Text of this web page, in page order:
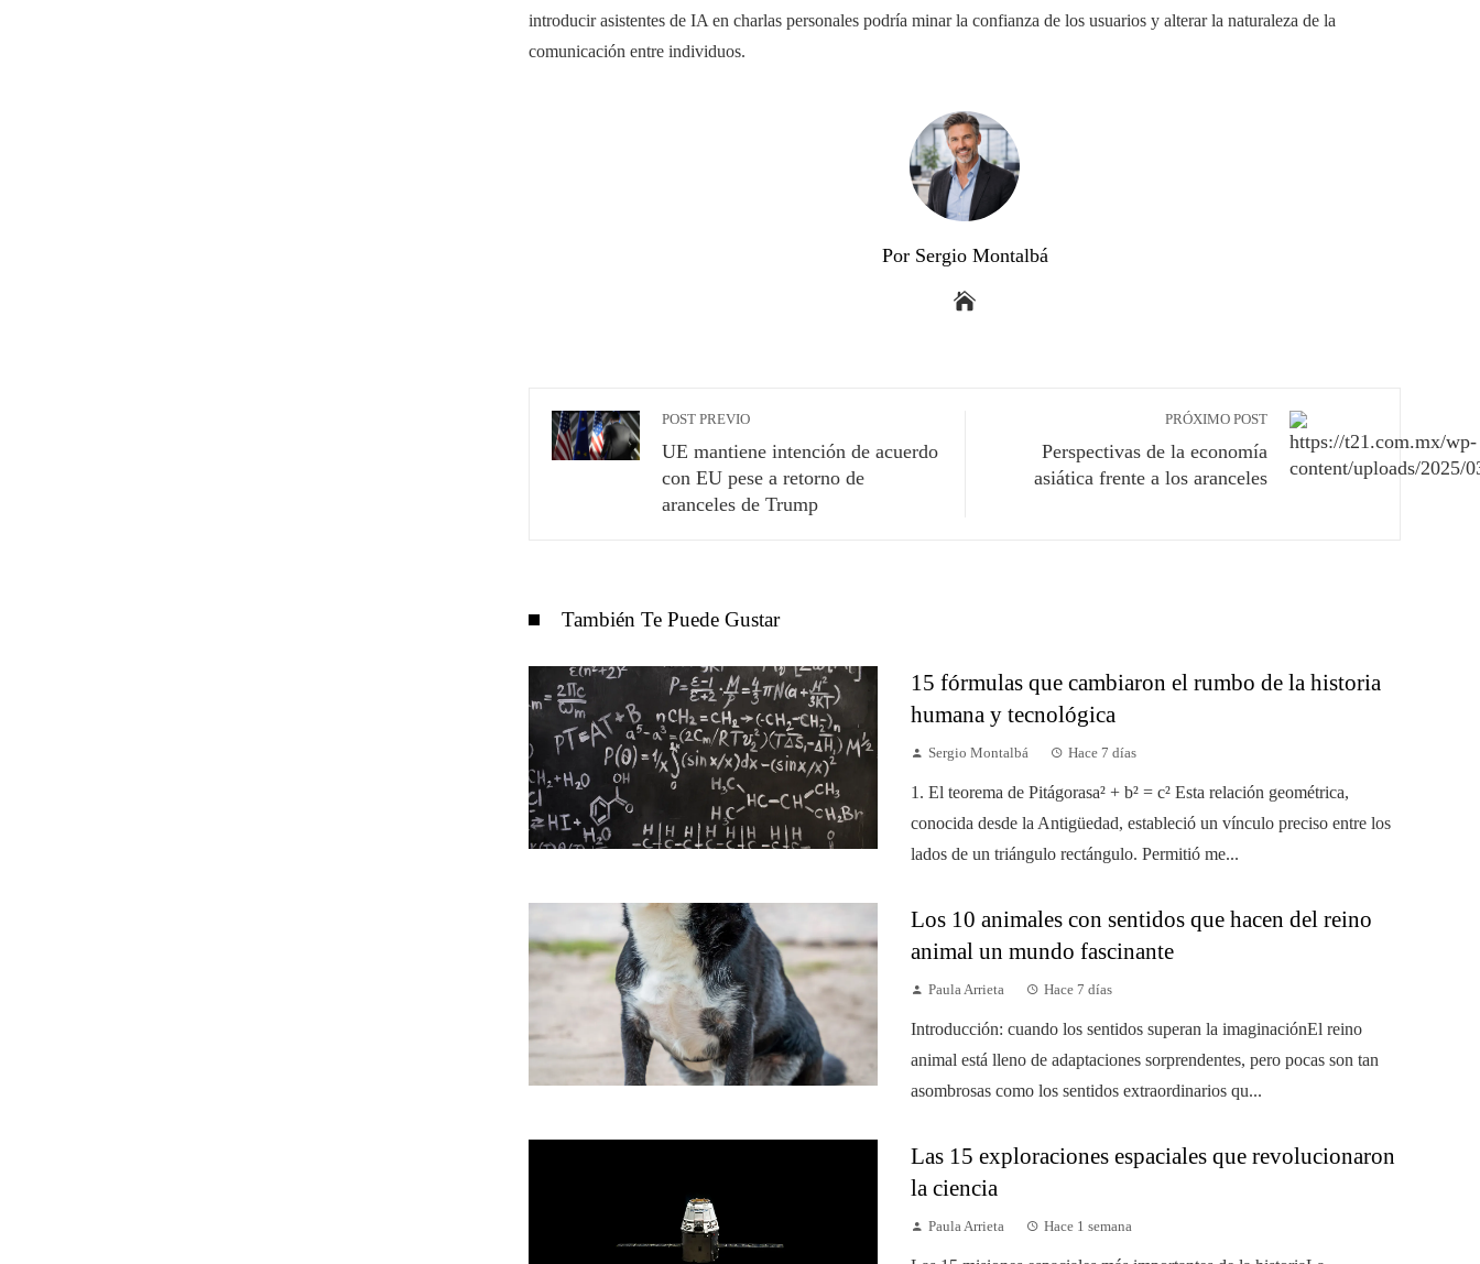
introducir asistentes de IA en charlas personales podría minar la confianza de los usuarios y alterar la naturaleza de la
comunicación entre individuos.
Por Sergio Montalbá
POST PREVIO
UE mantiene intención de acuerdo
con EU pese a retorno de
aranceles de Trump
PRÓXIMO POST
Perspectivas de la economía
asiática frente a los aranceles
También Te Puede Gustar
15 fórmulas que cambiaron el rumbo de la historia
humana y tecnológica
Sergio Montalbá Hace 7 días
1. El teorema de Pitágorasa² + b² = c² Esta relación geométrica,
conocida desde la Antigüedad, estableció un vínculo preciso entre los
lados de un triángulo rectángulo. Permitió me...
Los 10 animales con sentidos que hacen del reino
animal un mundo fascinante
Paula Arrieta Hace 7 días
Introducción: cuando los sentidos superan la imaginaciónEl reino
animal está lleno de adaptaciones sorprendentes, pero pocas son tan
asombrosas como los sentidos extraordinarios qu...
Las 15 exploraciones espaciales que revolucionaron
la ciencia
Paula Arrieta Hace 1 semana